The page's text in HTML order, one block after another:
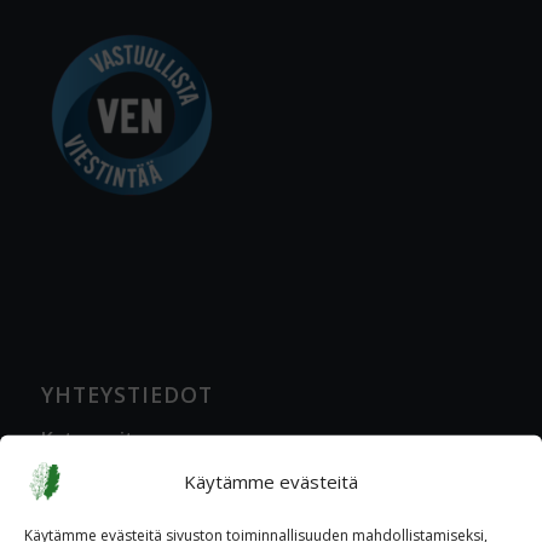
Käytämme evästeitä
Käytämme evästeitä sivuston toiminnallisuuden mahdollistamiseksi,
YHTEYSTIEDOT
Katuosoite
Ratavartijankatu 2 A, 00520 Helsinki